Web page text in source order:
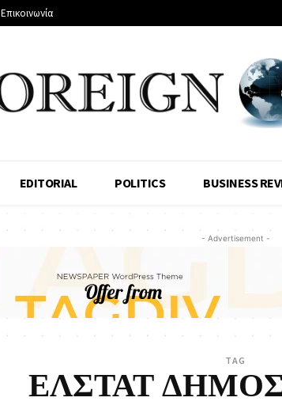
Επικοινωνία
EDITORIAL POLITICS BUSINESS
- Advertisement -
TAG
ΕΛΣΤΑΤ